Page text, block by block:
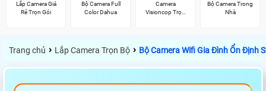
Lắp Camera Giá
Rẻ Trọn Gói
Bộ Camera Full
Color Dahua
Camera
Visioncop Trọn
Bộ Camera Trong
Nhà
Trang chủ › Lắp Camera Trọn Bộ › Bộ Camera Wifi Gia Đình Ổn Định